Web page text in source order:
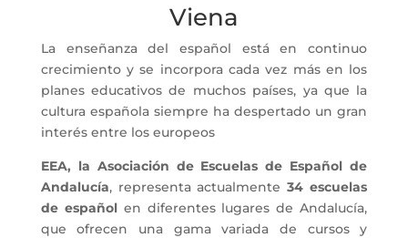
Viena
La enseñanza del español está en continuo
crecimiento y se incorpora cada vez más en los
planes educativos de muchos países, ya que la
cultura española siempre ha despertado un gran
interés entre los europeos
EEA, la Asociación de Escuelas de Español de
Andalucía, representa actualmente34 escuelas
de españolen diferentes lugares de Andalucía,
que ofrecen una gama variada de cursos y